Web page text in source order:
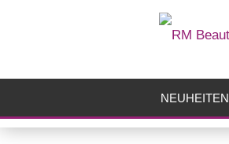
NEUHEITEN